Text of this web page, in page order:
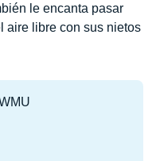
le encanta pasar
aire libre con sus nietos